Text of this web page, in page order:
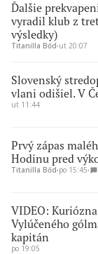
Ďalšie
vyradil klub z
výsledky)
Titanilla Bőd∙ut 20:07
Slovenský
vlani odišiel. V
ut 11:44
Prvý zápas
Hodinu pred
Titanilla Bőd∙po 15:45∙
VIDEO:
Vylúčeného
kapitán
po 19:05